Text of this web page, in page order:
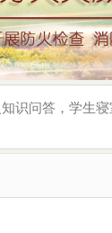
识问答，学生